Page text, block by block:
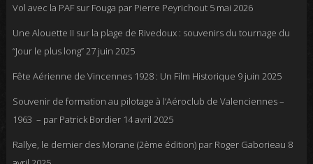
Vol avec la PAF sur Fouga par Pierre Peyrichout 5 mai 2026
Une Alouette II sur la plage de Rivedoux : souvenirs du tournage du
“Jour le plus long”27 juin 2025
Fête Aérienne de Vincennes 1928 : Un Film Historique 9 juin 2025
Souvenir de formation au pilotage à l’Aéroclub de Valenciennes –
1963 – par Patrick Bordier 14 avril 2025
Rallye, le dernier des Morane (2ème édition) par Roger Gaborieau 8